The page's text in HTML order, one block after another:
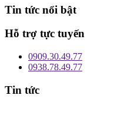
Tin tức nổi bật
Hỗ trợ tực tuyến
0909.30.49.77
0938.78.49.77
Tin tức